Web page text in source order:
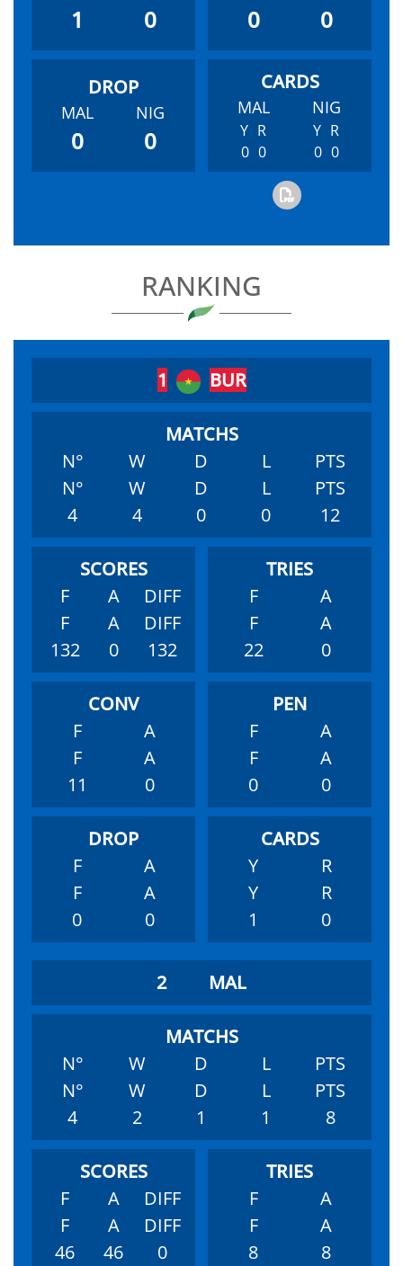
1 0 0 0
MAL NIG
0 0
MAL NIG
Y R
0 0
Y R
0 0
RANKING
1 BUR
N° W D L
PTS
N°
W D L
PTS
4
4 0 0 12
F A
DIFF
F
A
DIFF
132
0 132
F
A
F
A
22
0
F
A
F
A
11
0
F
A
F
A
0
0
F
A
F
A
0
0
Y
R
Y
R
1
0
2 MAL
N° W D L
PTS
N°
W D L
PTS
4
2 1 1 8
F A
DIFF
F
A
DIFF
46
46 0
F
A
F
A
8
8